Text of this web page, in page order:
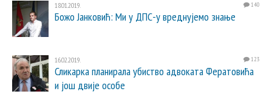
18.01.2019. 140
Божо Јанковић: Ми у ДПС-у вреднујемо знање
16.02.2019. 123
Сликарка планирала убиство адвоката Фератовића
и још двије особе